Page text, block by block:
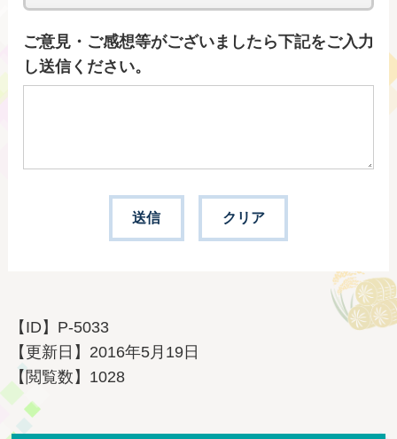
ご意見・ご感想等がございましたら下記をご入力
し送信ください。
【ID】 P-5033
【更新日】 2016年5月19日
【閲覧数】 1028